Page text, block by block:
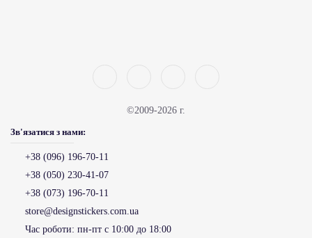
©2009-2026 г.
Зв'язатися з нами:
+38 (096) 196-70-11
+38 (050) 230-41-07
+38 (073) 196-70-11
store@designstickers.com.ua
Час роботи: пн-пт с 10:00 до 18:00